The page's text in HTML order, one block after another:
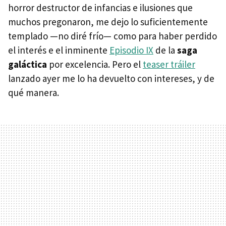
horror destructor de infancias e ilusiones que
muchos pregonaron, me dejo lo suficientemente
templado —no diré frío— como para haber perdido
el interés e el inminente Episodio IX de la saga
galáctica por excelencia. Pero el teaser tráiler
lanzado ayer me lo ha devuelto con intereses, y de
qué manera.